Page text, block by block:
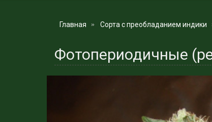
Главная Сорта с преобладанием индики